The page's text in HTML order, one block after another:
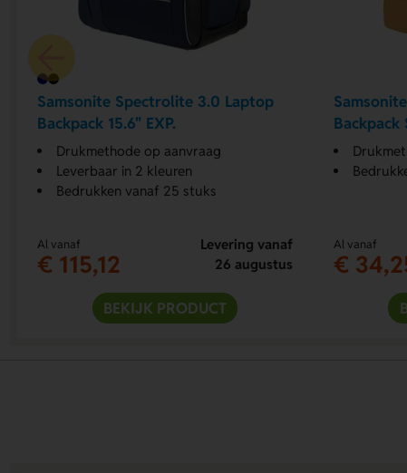
Samsonite Spectrolite 3.0 Laptop
Backpack 15.6" EXP.
Drukmethode op aanvraag
Leverbaar in 2 kleuren
Bedrukken vanaf 25 stuks
Al vanaf
€ 115,12
Levering vanaf
26 augustus
BEKIJK PRODUCT
Backpack
Al vanaf
€